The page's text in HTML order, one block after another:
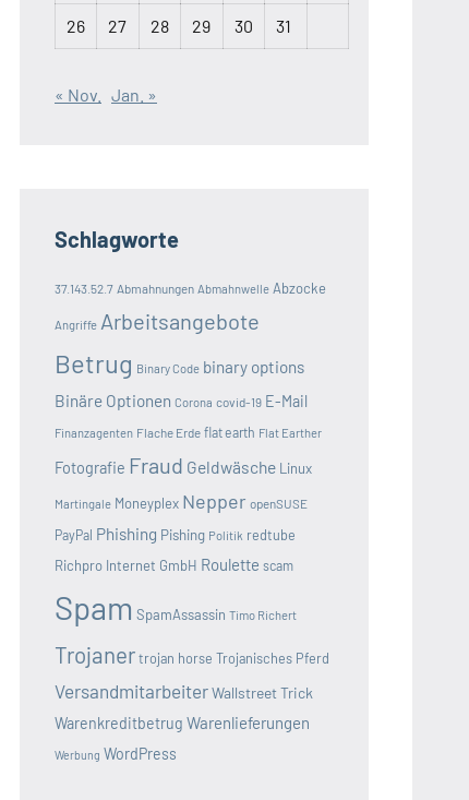
26 27 28 29 30 31
« Nov. Jan. »
Schlagworte
37.143.52.7 Abmahnungen Abmahnwelle Abzocke
Angriffe Arbeitsangebote
Betrug Binary Code binary options
Binäre Optionen Corona covid-19 E-Mail
Finanzagenten Flache Erde flat earth Flat Earther
Fotografie Fraud Geldwäsche Linux
Martingale Moneyplex Nepper openSUSE
PayPal Phishing Pishing Politik redtube
Richpro Internet GmbH Roulette scam
Spam SpamAssassin Timo Richert
Trojanertrojan horse Trojanisches Pferd
VersandmitarbeiterWallstreet Trick
Warenkreditbetrug Warenlieferungen
Werbung WordPress